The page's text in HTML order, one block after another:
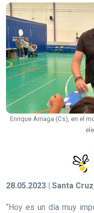
Enrique Arriaga (Cs), en el
28.05.2023 | Santa
“Hoy es un día muy